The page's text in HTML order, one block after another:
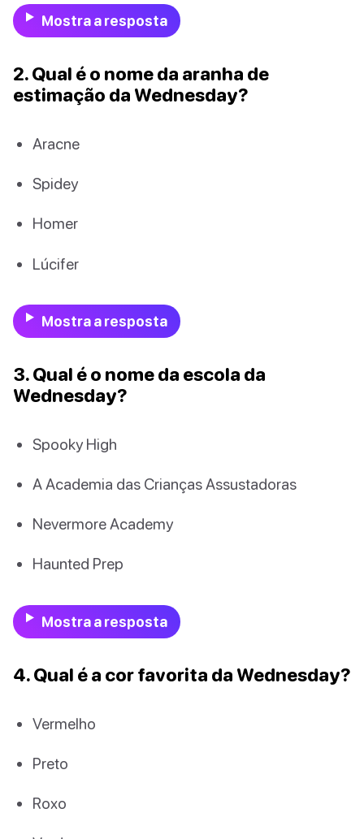
Mostra a resposta
2. Qual é o nome da aranha de
estimação da Wednesday?
Aracne
Spidey
Homer
Lúcifer
Mostra a resposta
3. Qual é o nome da escola da
Wednesday?
Spooky High
A Academia das Crianças Assustadoras
Nevermore Academy
Haunted Prep
Mostra a resposta
4. Qual é a cor favorita da Wednesday?
Vermelho
Preto
Roxo